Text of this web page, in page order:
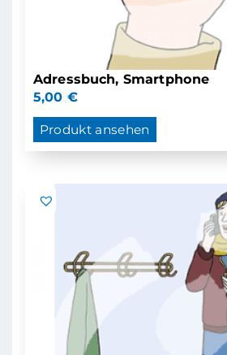
Adressbuch, Smartphone
5,00 €
Produkt ansehen